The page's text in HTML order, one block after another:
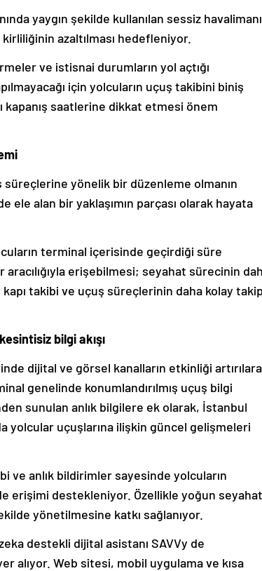
yaygın şekilde kullanılan sessiz havalimanı
kirliliğinin azaltılması hedefleniyor.
ve istisnai durumların yol açtığı
için yolcuların uçuş takibini biniş
kapanış saatlerine dikkat etmesi önem
süreçlerine yönelik bir düzenleme olmanın
alan bir yaklaşımın parçası olarak hayata
terminal içerisinde geçirdiği süre
erişebilmesi; seyahat sürecinin
takibi ve uçuş süreçlerinin daha kolay takip
bilgi akışı
dijital ve görsel kanalların etkinliği
genelinde konumlandırılmış uçuş bilgi
sunulan anlık bilgilere ek olarak, İstanbul
yolcular uçuşlarına ilişkin güncel gelişmeleri
ve anlık bildirimler sayesinde yolcuların
erişimi destekleniyor. Özellikle yoğun seyahat
yönetilmesine katkı sağlanıyor.
destekli dijital asistanı SAVVy de
alıyor. Web sitesi, mobil uygulama ve kısa